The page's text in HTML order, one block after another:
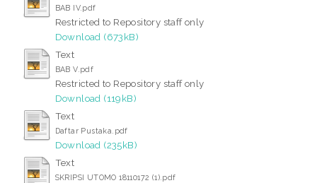
BAB IV.pdf
Restricted to Repository staff only
Download (673kB)
Text
BAB V.pdf
Restricted to Repository staff only
Download (119kB)
Text
Daftar Pustaka.pdf
Download (235kB)
Text
SKRIPSI UTOMO 18110172 (1).pdf